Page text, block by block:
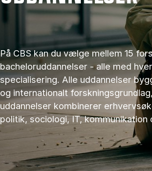
På CBS kan du vælge mellem 15
bacheloruddannelser - alle med
specialisering. Alle uddannelser
og internationalt
uddannelser kombinerer
politik, sociologi, IT, kommunikation